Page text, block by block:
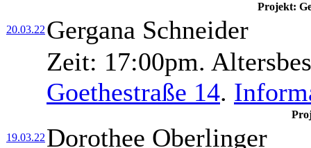
Projekt:
20.03.22 Gergana Schneider
Zeit: 17:00pm.
Goethestraße 14.
19.03.22 Dorothee Oberlinger